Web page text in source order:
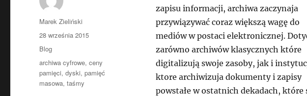
zapisu informacji, archiwa zaczynaja
przywiązywać coraz większą wagę do
mediów w postaci elektronicznej.
zarówno archiwów klasycznych które
digitalizują swoje zasoby, jak i
ktore archiwizuja dokumenty i zapisy
powstałe w ostatnich dekadach, które
Autor
Marek Zieliński
Data
publikacji
28 września 2015
Kategorie
Blog
Tagi
archiwa cyfrowe,ceny
pamięci,dyski,pamięć
masowa,taśmy